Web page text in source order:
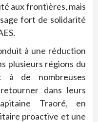
aux frontières, mais
fort de solidarité
à une réduction
plusieurs régions du
à de nombreuses
dans leurs
Traoré, en
proactive et une